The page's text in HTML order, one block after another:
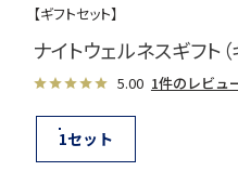
【ギフトセット】
ナイトウェルネスギフト
5.00 1件のレビュ
1セット